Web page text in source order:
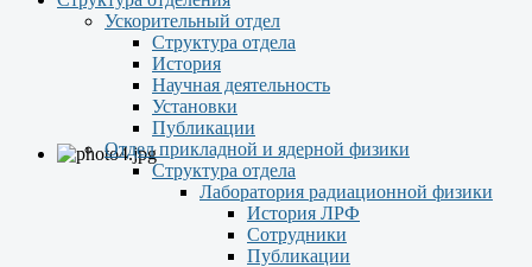
Ускорительный отдел
Структура отдела
История
Научная деятельность
Установки
Публикации
Отдел прикладной и ядерной физики
Структура отдела
Лаборатория радиационной физики
История ЛРФ
Сотрудники
Публикации